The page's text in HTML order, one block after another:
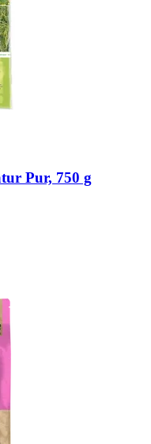
Pur, 750 g